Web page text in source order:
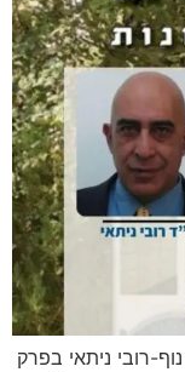
רובי ניתאי בפרק